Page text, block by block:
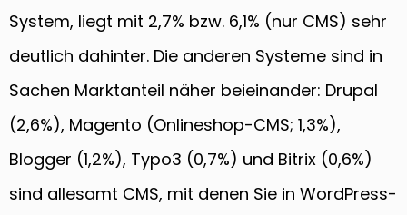
System, liegt mit 2,7% bzw. 6,1% (nur CMS) sehr
deutlich dahinter. Die anderen Systeme sind in
Sachen Marktanteil näher beieinander: Drupal
(2,6%), Magento (Onlineshop-CMS; 1,3%),
Blogger (1,2%), Typo3 (0,7%) und Bitrix (0,6%)
sind allesamt CMS, mit denen Sie in WordPress-